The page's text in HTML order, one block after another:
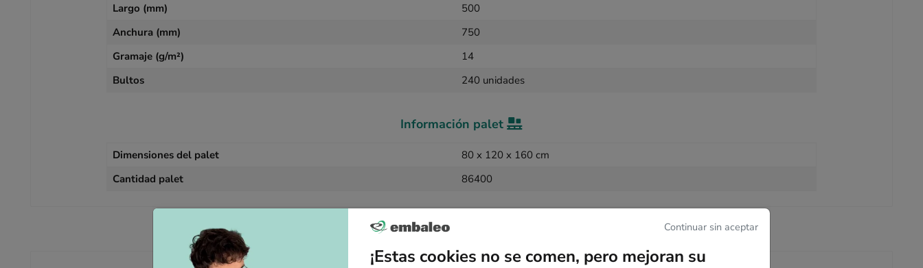
Largo (mm)
500
Anchura (mm)
750
Gramaje (g/m²)
14
Bultos
240 unidades
Información palet
Dimensiones del palet
80 x 120 x 160 cm
Cantidad palet
86400
Continuar sin aceptar
¡Estas cookies no se comen, pero mejoran su